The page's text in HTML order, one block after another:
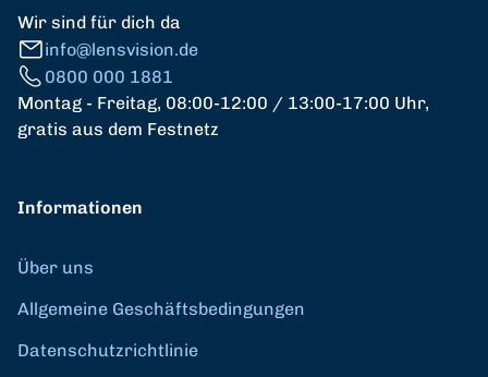
Wir sind für dich da
info@lensvision.de
0800 000 1881
Montag - Freitag, 08:00-12:00 / 13:00-17:00 Uhr,
gratis aus dem Festnetz
Informationen
Über uns
Allgemeine Geschäftsbedingungen
Datenschutzrichtlinie